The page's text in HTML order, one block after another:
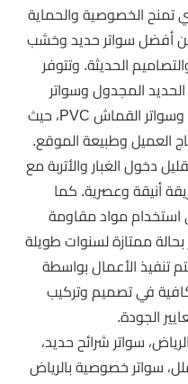
تمنح الخصوصية والحماية
عن أفضل سواتر حديد وخشب
الحديثة. وتتوفر
الحديد المجدول وسواتر
الشرائح وسواتر الخشب البلاستيكي وسواتر القماش PVC، حيث
العميل وطبيعة الموقع.
دخول الغبار والأتربة مع
أنيقة وعصرية. كما
مواد مقاومة
ممتازة لسنوات طويلة
تنفيذ الأعمال بواسطة
في تصميم وتركيب
الجودة.
سواتر شرائح حديد،
سواتر خصوصية بالرياض